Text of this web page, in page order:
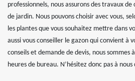
professionnels, nous assurons des travaux
de jardin. Nous pouvons choisir avec vous,
les plantes que vous souhaitez mettre dans
aussi vous conseiller le gazon qui convient à
conseils et demande de devis, nous sommes
heures de bureau. N’hésitez donc pas à